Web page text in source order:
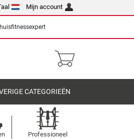
Mijn account
CATEGORIEËN
Professioneel